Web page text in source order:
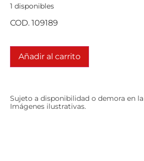
1 disponibles
COD. 109189
Añadir al carrito
Sujeto a disponibilidad o demora en
Imágenes ilustrativas.